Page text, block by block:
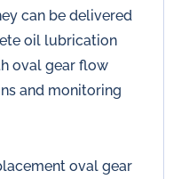
can be delivered
oil lubrication
oval gear flow
and monitoring
oval gear